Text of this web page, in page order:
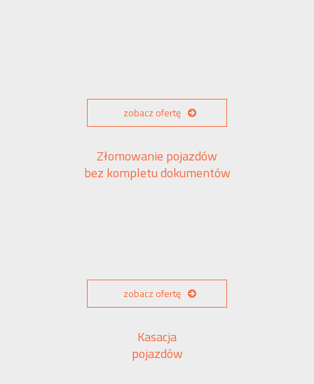
zobacz ofertę
Złomowanie pojazdów
bez kompletu dokumentów
zobacz ofertę
Kasacja
pojazdów